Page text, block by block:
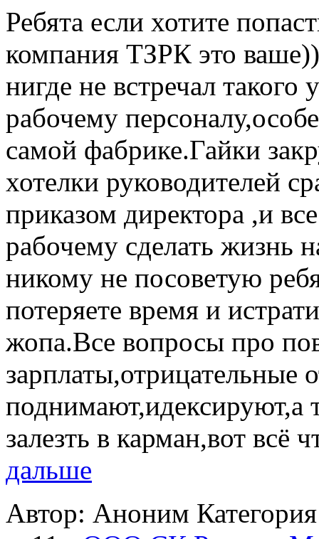
Ребята если хотите
компания ТЗРК это
нигде не встречал
рабочему
самой фабрике.Гайки
хотелки руководителей
приказом директора ,и
рабочему сделать жизнь
никому не посоветую
потеряете время и
жопа.Все вопросы про
зарплаты,отрицательные
поднимают,идексируют,а
залезть в карман,вот всё
дальше
Автор: Аноним